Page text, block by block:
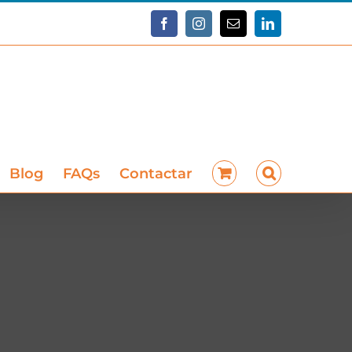
FacebookInstagramCorreo
electrónico
LinkedIn
Blog FAQs Contactar